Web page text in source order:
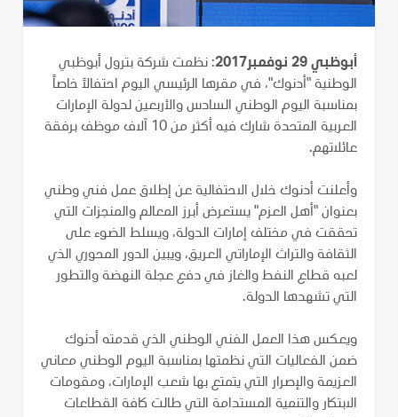
أبوظبي 29 نوفمبر2017
: نظمت شركة بترول أبوظبي
الوطنية "أدنوك"، في مقرها الرئيسي اليوم احتفالاً خاصاً
بمناسبة اليوم الوطني السادس والأربعين لدولة الإمارات
العربية المتحدة شارك فيه أكثر من 10 آلاف موظف برفقة
عائلاتهم.
وأعلنت أدنوك خلال الاحتفالية عن إطلاق عمل فني وطني
بعنوان "أهل العزم" يستعرض أبرز المعالم والمنجزات التي
تحققت في مختلف إمارات الدولة، ويسلط الضوء على
الثقافة والتراث الإماراتي العريق، ويبين الدور المحوري الذي
لعبه قطاع النفط والغاز في دفع عجلة النهضة والتطور
التي تشهدها الدولة.
ويعكس هذا العمل الفني الوطني الذي قدمته أدنوك
ضمن الفعاليات التي نظمتها بمناسبة اليوم الوطني معاني
العزيمة والإصرار التي يتمتع بها شعب الإمارات، ومقومات
الابتكار والتنمية المستدامة التي طالت كافة القطاعات